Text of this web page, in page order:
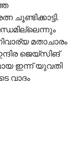
മതാചാരം
ജെയ്സിങ്
ഇന്ന് യുവതി
വാദം